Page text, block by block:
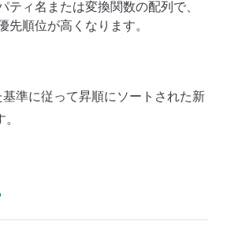
ティ名または変換関数の配列で、
先順位が高くなります。
準に従って昇順にソートされた新